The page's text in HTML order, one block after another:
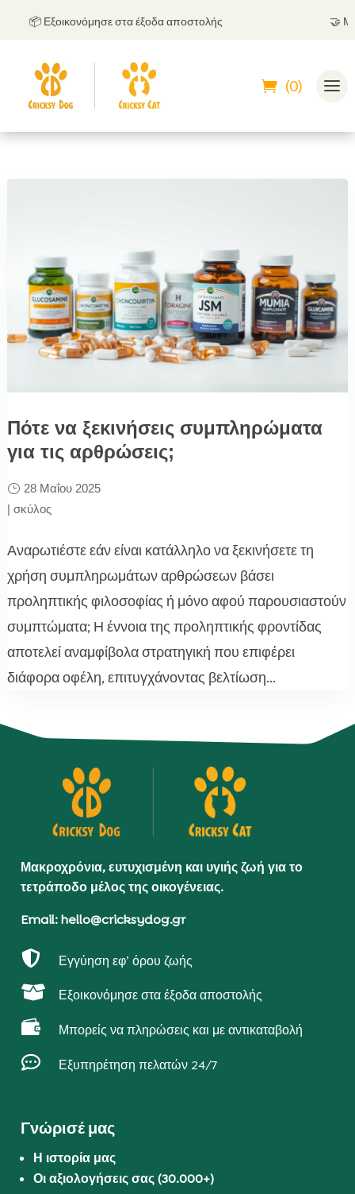
📦 Εξοικονόμησε στα έξοδα αποστολής
(0)
Πότε να ξεκινήσεις συμπληρώματα
για τις αρθρώσεις;
28 Μαΐου 2025
| σκύλος
Αναρωτιέστε εάν είναι κατάλληλο να ξεκινήσετε τη
χρήση συμπληρωμάτων αρθρώσεων βάσει
προληπτικής φιλοσοφίας ή μόνο αφού παρουσιαστούν
συμπτώματα; Η έννοια της προληπτικής φροντίδας
αποτελεί αναμφίβολα στρατηγική που επιφέρει
διάφορα οφέλη, επιτυγχάνοντας βελτίωση...
Μακροχρόνια, ευτυχισμένη και υγιής ζωή για το
τετράποδο μέλος της οικογένειας.
Email: hello@cricksydog.gr
 Εγγύηση εφ’ όρου ζωής
 Εξοικονόμησε στα έξοδα αποστολής
 Μπορείς να πληρώσεις και με αντικαταβολή
 Εξυπηρέτηση πελατών 24/7
Γνώρισέ μας
Η ιστορία μας
Οι αξιολογήσεις σας (30.000+)